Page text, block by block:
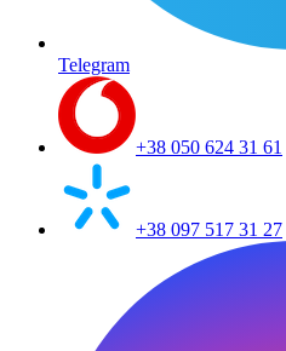
Telegram
+38 050 624 31 61
+38 097 517 31 27